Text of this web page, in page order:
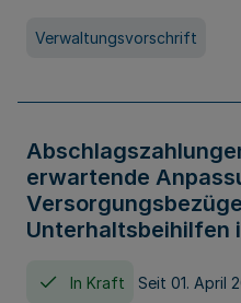
Verwaltungsvorschrift
erwartende
Unterhaltsbeihilfen
In Kraft Seit 01. April